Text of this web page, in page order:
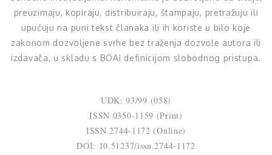
preuzimaju, kopiraju, distribuiraju, štampaju, pretražuju ili
upućuju na puni tekst članaka ili ih koriste u bilo koje
zakonom dozvoljene svrhe bez traženja dozvole autora ili
izdavača, u skladu s BOAI definicijom slobodnog pristupa.
UDK: 93/99 (058)
ISSN 0350-1159 (Print)
ISSN 2744-1172 (Online)
DOI: 10.51237/issn.2744-1172